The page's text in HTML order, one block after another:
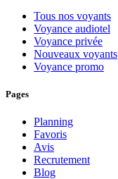
Tous nos voyants
Voyance audiotel
Voyance privée
Nouveaux voyants
Voyance promo
Pages
Planning
Favoris
Avis
Recrutement
Blog